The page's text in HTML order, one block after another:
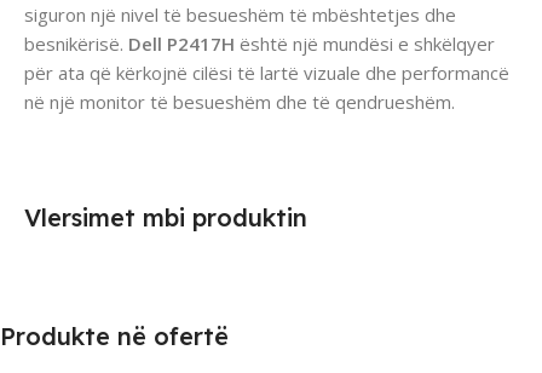
siguron një nivel të besueshëm të mbështetjes dhe
besnikërisë. Dell P2417H është një mundësi e shkëlqyer
për ata që kërkojnë cilësi të lartë vizuale dhe performancë
në një monitor të besueshëm dhe të qendrueshëm.
Vlersimet mbi produktin
Produkte në ofertë